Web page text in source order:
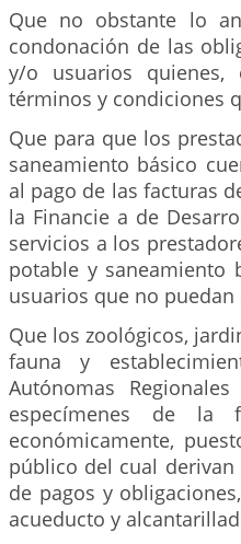
Que no obstante lo
condonación de las
y/o usuarios
términos y condiciones
Que para que los
saneamiento básico
al pago de las facturas
la Financie a de
servicios a los
potable y saneamiento
usuarios que no
Que los zoológicos,
fauna y
Autónomas
especímenes de la
económicamente,
público del cual
de pagos y
acueducto y